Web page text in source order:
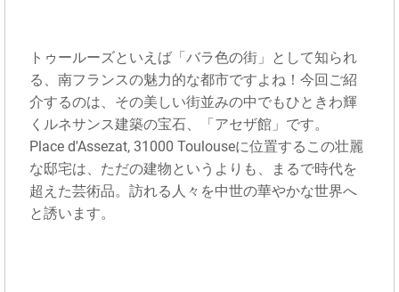
トゥールーズといえば「バラ色の街」として知られ
る、南フランスの魅力的な都市ですよね！今回ご紹
介するのは、その美しい街並みの中でもひときわ輝
くルネサンス建築の宝石、「アセザ館」です。
Place d'Assezat, 31000 Toulouseに位置するこの壮麗
な邸宅は、ただの建物というよりも、まるで時代を
超えた芸術品。訪れる人々を中世の華やかな世界へ
と誘います。